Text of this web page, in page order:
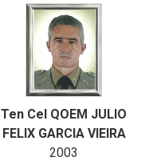
Ten Cel QOEM JULIO
FELIX GARCIA VIEIRA
2003